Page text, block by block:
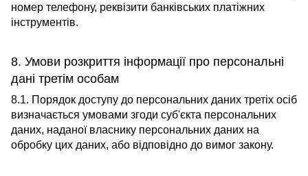
номер телефону, реквізити банківських платіжних
інструментів.
8. Умови розкриття інформації про персональні
дані третім особам
8.1. Порядок доступу до персональних даних третіх осіб
визначається умовами згоди суб'єкта персональних
даних, наданої власнику персональних даних на
обробку цих даних, або відповідно до вимог закону.